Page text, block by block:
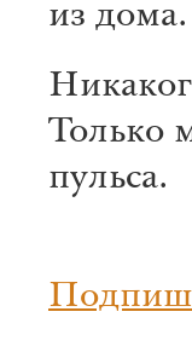
из дома.
Только
пульса.